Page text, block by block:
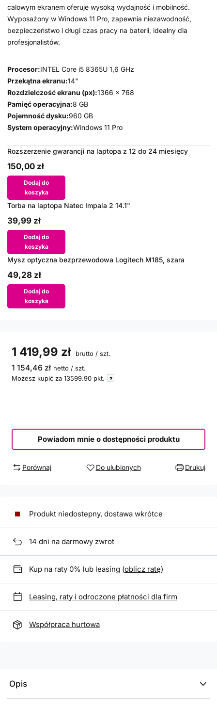
calowym ekranem oferuje wysoką wydajność i mobilność.
Wyposażony w Windows 11 Pro, zapewnia niezawodność,
bezpieczeństwo i długi czas pracy na baterii, idealny dla
profesjonalistów.
Procesor:INTEL Core i5 8365U 1,6 GHz
Przekątna ekranu:14"
Rozdzielczość ekranu (px):1366 x 768
Pamięć operacyjna:8 GB
Pojemność dysku:960 GB
System operacyjny:Windows 11 Pro
Rozszerzenie gwarancji na laptopa z 12 do 24 miesięcy
150,00 zł
Dodaj do
koszyka
Torba na laptopa Natec Impala 2 14.1"
39,99 zł
Dodaj do
koszyka
Mysz optyczna bezprzewodowa Logitech M185, szara
49,28 zł
Dodaj do
koszyka
1 419,99 zł brutto / szt.
1 154,46 zł netto / szt.
Możesz kupić za 13599.90 pkt.
Powiadom mnie o dostępności produktu
Porównaj Do ulubionych Drukuj
Produkt niedostepny, dostawa wkrótce
14 dni na darmowy zwrot
Kup na raty 0% lub leasing (oblicz ratę)
Leasing, raty i odroczone płatności dla firm
Współpraca hurtowa
Opis